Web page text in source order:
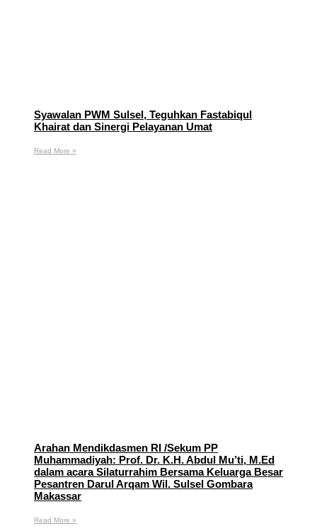
Syawalan PWM Sulsel, Teguhkan Fastabiqul
Khairat dan Sinergi Pelayanan Umat
Read More »
Arahan Mendikdasmen RI /Sekum PP
Muhammadiyah: Prof. Dr. K.H. Abdul Mu’ti, M.Ed
dalam acara Silaturrahim Bersama Keluarga Besar
Pesantren Darul Arqam Wil. Sulsel Gombara
Makassar
Read More »